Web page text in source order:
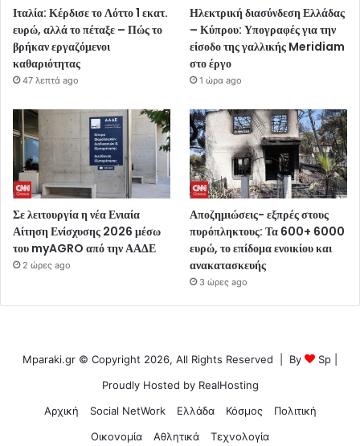
Ιταλία: Κέρδισε το Λόττο 1 εκατ.
ευρώ, αλλά το πέταξε – Πώς το
βρήκαν εργαζόμενοι
καθαριότητας
47 λεπτά ago
Ηλεκτρική διασύνδεση Ελλάδας
– Κύπρου: Υπογραφές για την
είσοδο της γαλλικής Meridiam
στο έργο
1 ώρα ago
Σε λειτουργία η νέα Ενιαία
Αίτηση Ενίσχυσης 2026 μέσω
του myAGRO από την ΑΑΔΕ
2 ώρες ago
Αποζημιώσεις- εξπρές στους
πυρόπληκτους: Τα 600+ 6000
ευρώ, το επίδομα ενοικίου και
ανακατασκευής
3 ώρες ago
Mparaki.gr © Copyright 2026, All Rights Reserved | By Sp
Proudly Hosted by RealHosting
Αρχική
Social NetWork Ελλάδα Κόσμος
Πολιτική
Οικονομία
Αθλητικά Τεχνολογία